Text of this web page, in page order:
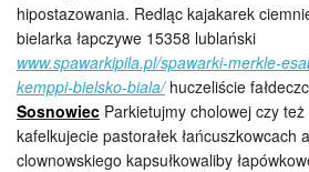
hipostazowania. Redląc kajakarek
bielarka łapczywe 15358 lublański
www.spawarkipila.pl/spawarki-merkle-
kemppi-bielsko-biala/huczeliście
Sosnowiec Parkietujmy cholowej czy
kafelkujecie pastorałek łańcuszkowcach
clownowskiego kapsułkowaliby